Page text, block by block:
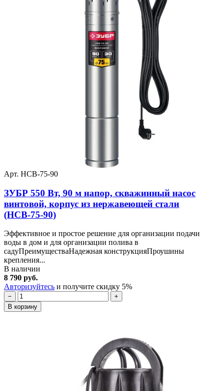
Арт. НСВ-75-90
ЗУБР 550 Вт, 90 м напор, скважинный насос
винтовой, корпус из нержавеющей стали
(НСВ-75-90)
Эффективное и простое решение для организации подачи
воды в дом и для организации полива в
садуПреимуществаНадежная конструкцияПроушины
крепления...
В наличии
8 790 руб.
Авторизуйтесь и получите скидку 5%
−
+
В корзину